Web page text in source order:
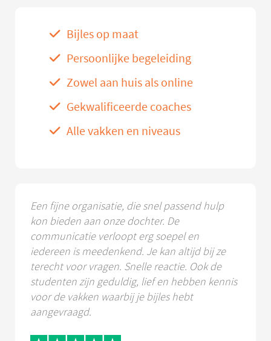
Bijles op maat
Persoonlijke begeleiding
Zowel aan huis als online
Gekwalificeerde coaches
Alle vakken en niveaus
Een fijne organisatie, die snel passend hulp
kon bieden aan onze dochter. De
communicatie verloopt erg soepel en
iedereen is meedenkend. Je kan altijd bij ze
terecht voor vragen. Snelle reactie. Ook de
studenten zijn geduldig, lief en hebben kennis
voor de vakken waarbij je bijles hebt
aangevraagd.